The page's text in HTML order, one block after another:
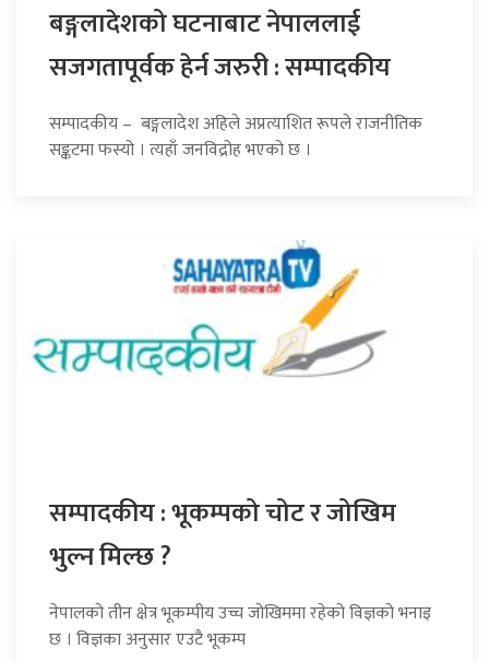
बङ्गलादेशको घटनाबाट नेपाललाई
सजगतापूर्वक हेर्न जरुरी : सम्पादकीय
सम्पादकीय – बङ्गलादेश अहिले अप्रत्याशित रूपले राजनीतिक
सङ्कटमा फस्यो । त्यहाँ जनविद्रोह भएको छ ।
सम्पादकीय : भूकम्पको चोट र जोखिम
भुल्न मिल्छ ?
नेपालको तीन क्षेत्र भूकम्पीय उच्च जोखिममा रहेको विज्ञको भनाइ
छ । विज्ञका अनुसार एउटै भूकम्प